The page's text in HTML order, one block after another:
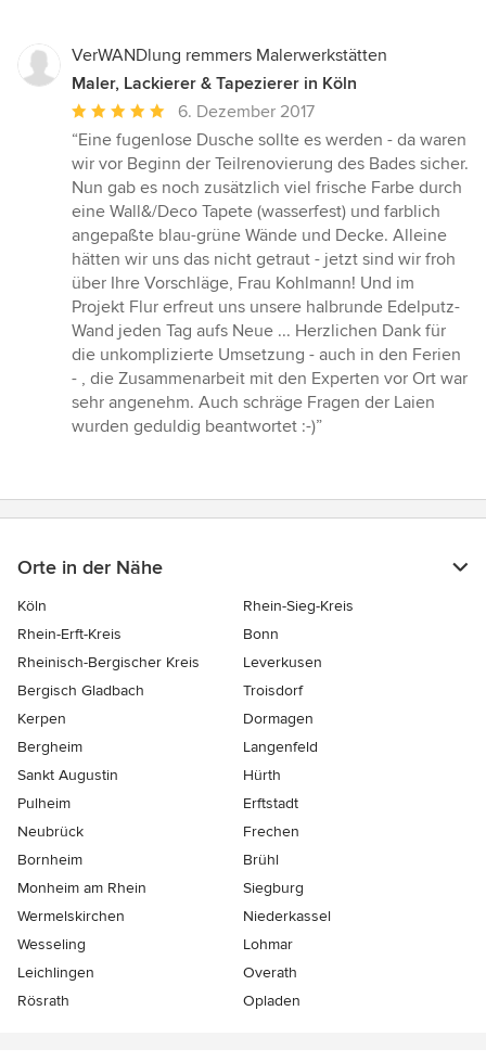
VerWANDlung remmers Malerwerkstätten
Maler, Lackierer & Tapezierer in Köln
Durchschnittliche
Bewertung:
5
von
5
Sternen
6. Dezember 2017
“Eine fugenlose Dusche sollte es werden - da waren
wir vor Beginn der Teilrenovierung des Bades sicher.
Nun gab es noch zusätzlich viel frische Farbe durch
eine Wall&/Deco Tapete (wasserfest) und farblich
angepaßte blau-grüne Wände und Decke. Alleine
hätten wir uns das nicht getraut - jetzt sind wir froh
über Ihre Vorschläge, Frau Kohlmann! Und im
Projekt Flur erfreut uns unsere halbrunde Edelputz-
Wand jeden Tag aufs Neue ... Herzlichen Dank für
die unkomplizierte Umsetzung - auch in den Ferien
- , die Zusammenarbeit mit den Experten vor Ort war
sehr angenehm. Auch schräge Fragen der Laien
wurden geduldig beantwortet :-)”
Orte in der Nähe
Köln
Rhein-Sieg-Kreis
Rhein-Erft-Kreis
Bonn
Rheinisch-Bergischer Kreis
Leverkusen
Bergisch Gladbach
Troisdorf
Kerpen
Dormagen
Bergheim
Langenfeld
Sankt Augustin
Hürth
Pulheim
Erftstadt
Neubrück
Frechen
Bornheim
Brühl
Monheim am Rhein
Siegburg
Wermelskirchen
Niederkassel
Wesseling
Lohmar
Leichlingen
Overath
Rösrath
Opladen